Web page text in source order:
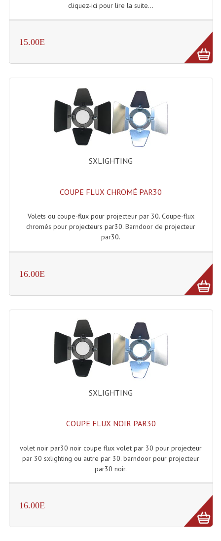
Amplificateurs Multi-Canaux
Enceintes Et Caissons Basses
Packs Sono
Enceintes Amplifiées Actives
Retours De Scène
Caisson De Basse Amplifié
Caissons De Basses
Enceintes Autonomes Portables Amplifiées
Enceintes Monitoring
Filtres Actifs, Correcteurs
Haut-Parleurs Moteurs Tweeters Filtres
Haut Parleurs Sono
Moteurs Pavillons Pour Enceinte
Lecteurs Cd À Plats
cliquez-ici pour lire la suite...
15.00E
SXLIGHTING
COUPE FLUX CHROMÉ PAR30
Volets ou coupe-flux pour projecteur par 30. Coupe-flux
chromés pour projecteurs par30. Barndoor de projecteur
par30.
16.00E
SXLIGHTING
COUPE FLUX NOIR PAR30
volet noir par30 noir coupe flux volet par 30 pour projecteur
par 30 sxlighting ou autre par 30. barndoor pour projecteur
par30 noir.
16.00E